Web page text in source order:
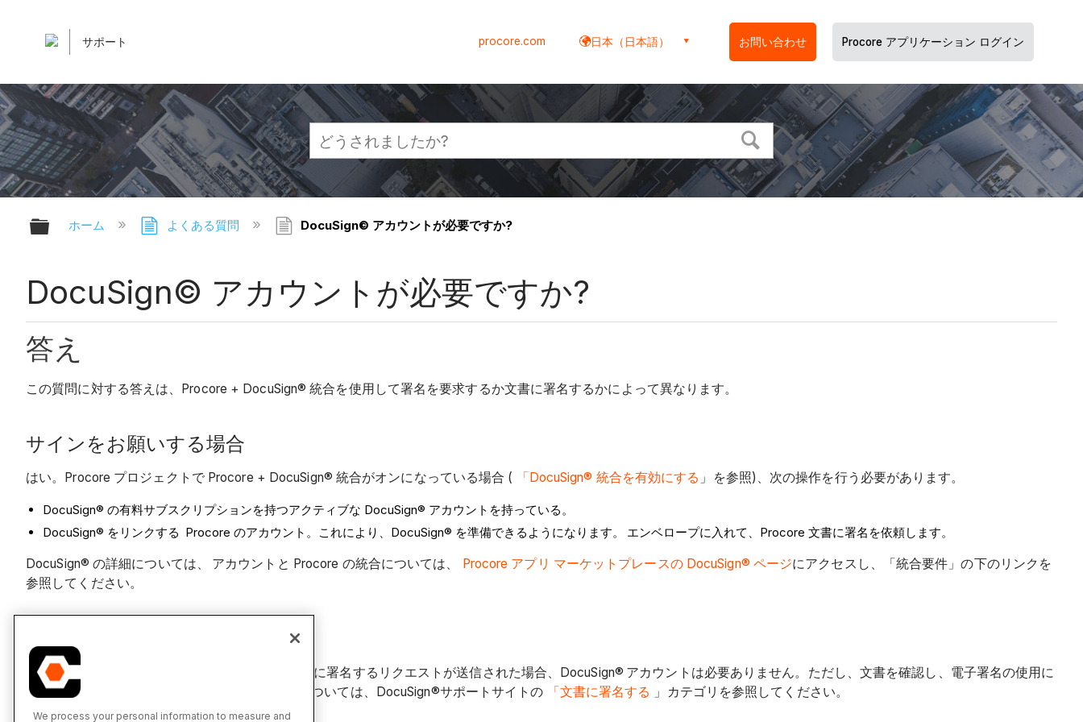
サポート procore.com 日本（日本語） お問い合わせ Procore アプリケーション ログイン
グローバル階層を展開/折りたたむ
ホーム よくある質問 DocuSign© アカウントが必要ですか?
DocuSign© アカウントが必要ですか?
答え
この質問に対する答えは、Procore + DocuSign® 統合を使用して署名を要求するか文書に署名するかによって異なります。
サインをお願いする場合
はい。Procore プロジェクトで Procore + DocuSign® 統合がオンになっている場合 ( 「DocuSign® 統合を有効にする 」を参照)、次の操作を行う必要があります。
DocuSign® の有料サブスクリプションを持つアクティブな DocuSign® アカウントを持っている。
DocuSign® をリンクする Procore のアカウント。これにより、DocuSign® を準備できるようになります。 エンベロープに入れて、Procore 文書に署名を依頼します。
DocuSign® の詳細については、 アカウントと Procore の統合については、 Procore アプリ マーケットプレースの DocuSign® ページにアクセスし、「統合要件」の下のリンクを
参照してください。
いいえ。Procore ユーザーから DocuSign® で文書に署名するリクエストが送信された場合、DocuSign® アカウントは必要ありません。ただし、文書を確認し、電子署名の使用に
同意する必要があります。文書への署名の詳細については、DocuSign®サポートサイトの
「文書に署名する 」カテゴリを参照してください。
We process your personal information to measure and